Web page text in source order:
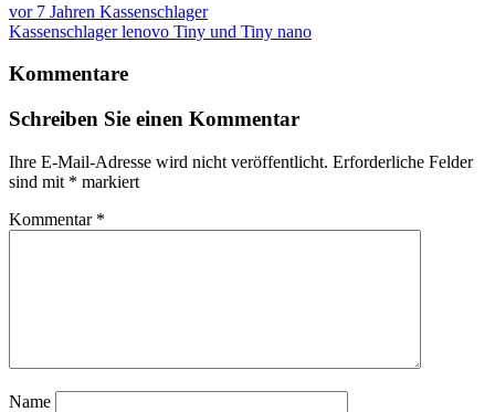
vor 7 Jahren Kassenschlager
Kassenschlager lenovo Tiny und Tiny nano
Kommentare
Schreiben Sie einen Kommentar
Ihre E-Mail-Adresse wird nicht veröffentlicht. Erforderliche Felder
sind mit * markiert
Kommentar *
Name